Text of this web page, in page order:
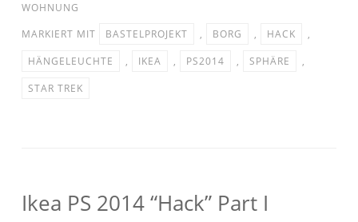
WOHNUNG
MARKIERT MIT
BASTELPROJEKT , BORG , HACK
,
HÄNGELEUCHTE
, IKEA , PS2014 , SPHÄRE
,
STAR TREK
Ikea PS 2014 “Hack” Part I